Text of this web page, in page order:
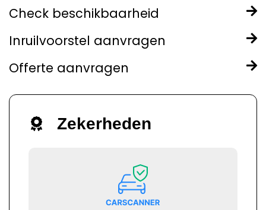
Check beschikbaarheid
Inruilvoorstel aanvragen
Offerte aanvragen
Zekerheden